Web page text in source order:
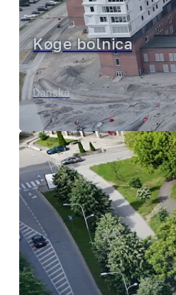
POGLEDAJ REFERENCE
Køge bolnica
Danska